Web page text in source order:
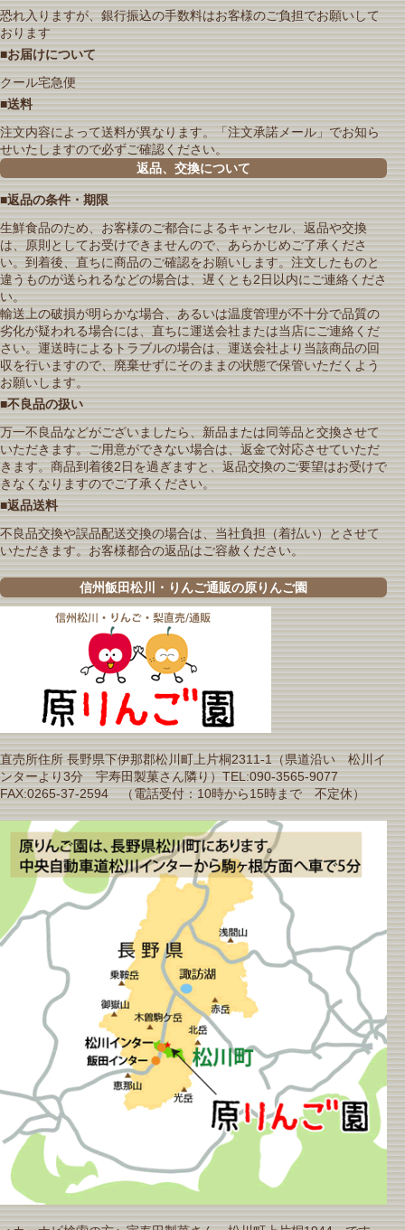
恐れ入りますが、銀行振込の手数料はお客様のご負担でお願いして
おります
■お届けについて
クール宅急便
■送料
注文内容によって送料が異なります。「注文承諾メール」でお知ら
せいたしますので必ずご確認ください。
返品、交換について
■返品の条件・期限
生鮮食品のため、お客様のご都合によるキャンセル、返品や交換
は、原則としてお受けできませんので、あらかじめご了承くださ
い。到着後、直ちに商品のご確認をお願いします。注文したものと
違うものが送られるなどの場合は、遅くとも2日以内にご連絡くださ
い。
輸送上の破損が明らかな場合、あるいは温度管理が不十分で品質の
劣化が疑われる場合には、直ちに運送会社または当店にご連絡くだ
さい。運送時によるトラブルの場合は、運送会社より当該商品の回
収を行いますので、廃棄せずにそのままの状態で保管いただくよう
お願いします。
■不良品の扱い
万一不良品などがございましたら、新品または同等品と交換させて
いただきます。ご用意ができない場合は、返金で対応させていただ
きます。商品到着後2日を過ぎますと、返品交換のご要望はお受けで
きなくなりますのでご了承ください。
■返品送料
不良品交換や誤品配送交換の場合は、当社負担（着払い）とさせて
いただきます。お客様都合の返品はご容赦ください。
信州飯田松川・りんご通販の原りんご園
直売所住所 長野県下伊那郡松川町上片桐2311-1（県道沿い 松川イ
ンターより3分 宇寿田製菓さん隣り）TEL:090-3565-9077
FAX:0265-37-2594 （電話受付：10時から15時まで 不定休）